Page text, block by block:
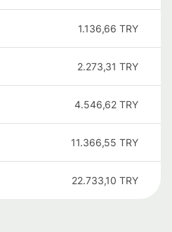
1.136,66 TRY
2.273,31 TRY
4.546,62 TRY
11.366,55 TRY
22.733,10 TRY